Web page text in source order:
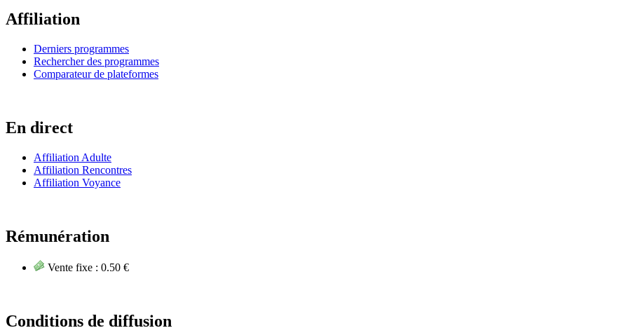
Affiliation
Derniers programmes
Rechercher des programmes
Comparateur de plateformes
En direct
Affiliation Adulte
Affiliation Rencontres
Affiliation Voyance
Rémunération
Vente fixe : 0.50 €
Conditions de diffusion